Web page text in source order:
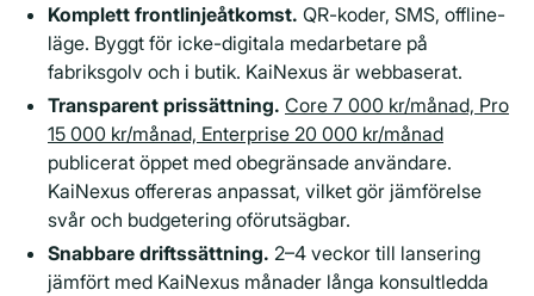
Komplett frontlinjeåtkomst. QR-koder, SMS, offline-
läge. Byggt för icke-digitala medarbetare på
fabriksgolv och i butik. KaiNexus är webbaserat.
Transparent prissättning. Core 7 000 kr/månad, Pro
15 000 kr/månad, Enterprise 20 000 kr/månad
publicerat öppet med obegränsade användare.
KaiNexus offereras anpassat, vilket gör jämförelse
svår och budgetering oförutsägbar.
Snabbare driftssättning. 2–4 veckor till lansering
jämfört med KaiNexus månader långa konsultledda